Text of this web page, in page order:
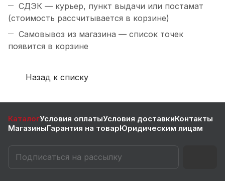
СДЭК — курьер, пункт выдачи или постамат
(стоимость рассчитывается в корзине)
Самовывоз из магазина — список точек
появится в корзине
Назад к списку
КаталогУсловия оплатыУсловия доставкиКонтакты
МагазиныГарантия на товарЮридическим лицам